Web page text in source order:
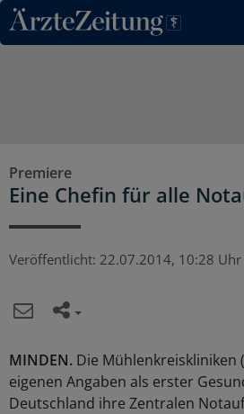
Direkt zum Inhaltsbereich
Premiere
Eine Chefin für alle
Veröffentlicht: 22.07.2014, 10:28 Uhr
MINDEN. Die Mühlenkreiskliniken
eigenen Angaben als erster
Deutschland ihre Zentralen